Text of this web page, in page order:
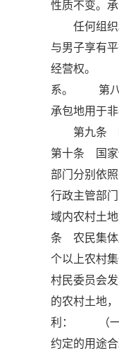
性质不变。
任何组织
与男子享有
经营权。 第
系。 第八条
承包地用于
第九条 国
第十条 国家
部门分别依
行政主管部
域内农村
条 农民集体
个以上农村
村民委员会
的农村土地
利： （一）
约定的用途